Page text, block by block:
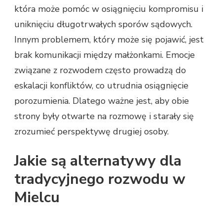
która może pomóc w osiągnięciu kompromisu i
uniknięciu długotrwałych sporów sądowych.
Innym problemem, który może się pojawić, jest
brak komunikacji między małżonkami. Emocje
związane z rozwodem często prowadzą do
eskalacji konfliktów, co utrudnia osiągnięcie
porozumienia. Dlatego ważne jest, aby obie
strony były otwarte na rozmowę i starały się
zrozumieć perspektywę drugiej osoby.
Jakie są alternatywy dla
tradycyjnego rozwodu w
Mielcu